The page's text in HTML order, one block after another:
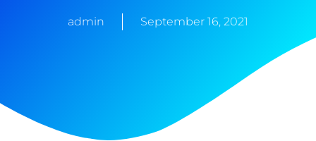
admin September 16, 2021